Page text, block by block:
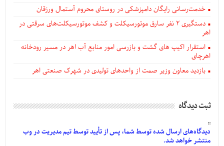
خدمت‌رسانی رایگان دامپزشکی در روستای محروم آستمال ورزقان
دستگيری ۲ نفر سارق موتورسیکلت و کشف موتورسیکلت‌های سرقتی در
اهر
استقرار اکیپ های گشت و بازرسی امور منابع آب اهر در مسیر رودخانه
اهرچای
بازدید معاون وزیر صمت از واحدهای تولیدی در شهرک صنعتی اهر
ثبت دیدگاه
دیدگاه‌هایارسالشدهتوسط شما، پس ازتأییدتوسط تیم مدیریت در وب
منتشر خواهد شد.